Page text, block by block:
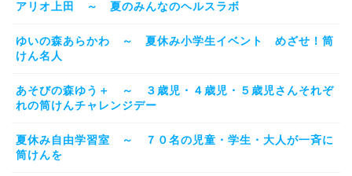
アリオ上田 ～ 夏のみんなのヘルスラボ
ゆいの森あらかわ ～ 夏休み小学生イベント めざせ！筒
けん名人
あそびの森ゆう＋ ～ ３歳児・４歳児・５歳児さんそれぞ
れの筒けんチャレンジデー
夏休み自由学習室 ～ ７０名の児童・学生・大人が一斉に
筒けんを